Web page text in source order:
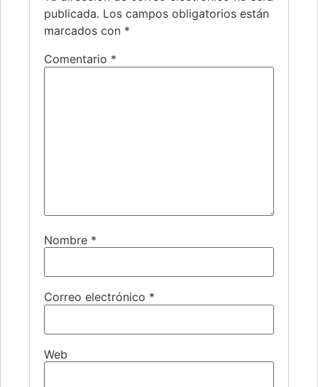
publicada. Los campos obligatorios están
marcados con *
Comentario *
Nombre *
Correo electrónico *
Web